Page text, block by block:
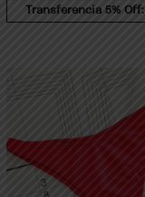
Transferencia 5% Off: